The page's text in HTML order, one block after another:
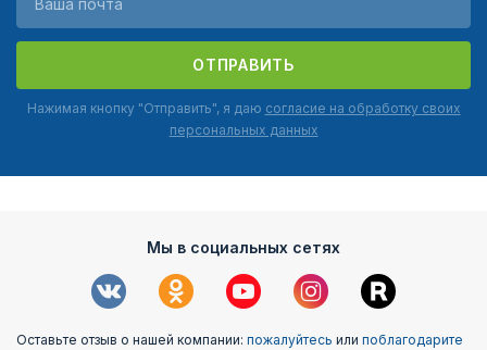
ОТПРАВИТЬ
Нажимая кнопку "Отправить", я даю согласие на обработку своих
персональных данных
Мы в социальных сетях
Оставьте отзыв о нашей компании: пожалуйтесь или поблагодарите